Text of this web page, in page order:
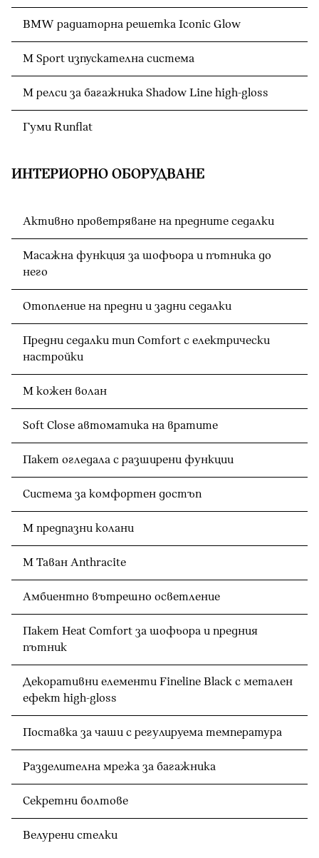
BMW радиаторна решетка Iconic Glow
M Sport изпускателна система
M релси за багажника Shadow Line high-gloss
Гуми Runflat
ИНТЕРИОРНО ОБОРУДВАНЕ
Активно проветряване на предните седалки
Масажна функция за шофьора и пътника до
него
Отопление на предни и задни седалки
Предни седалки тип Comfort с електрически
настройки
M кожен волан
Soft Close автоматика на вратите
Пакет огледала с разширени функции
Система за комфортен достъп
M предпазни колани
M Таван Anthracite
Амбиентно вътрешно осветление
Пакет Heat Comfort за шофьора и предния
пътник
Декоративни елементи Fineline Black с метален
ефект high-gloss
Поставка за чаши с регулируема температура
Разделителна мрежа за багажника
Секретни болтове
Велурени стелки